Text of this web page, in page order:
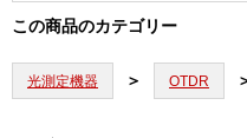
この商品のカテゴリー
光測定機器 OTDR